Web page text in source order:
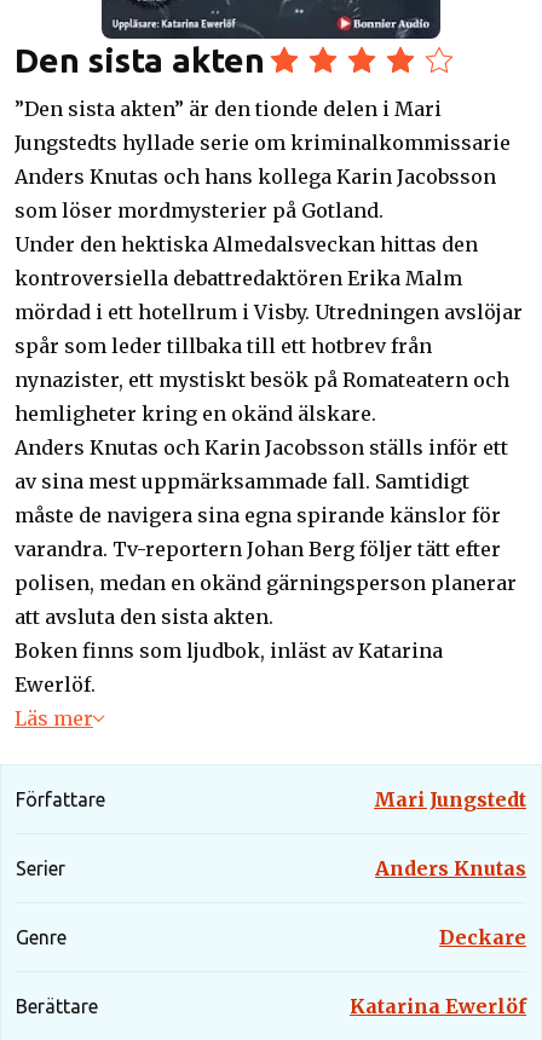
Den sista akten
”Den sista akten” är den tionde delen i Mari
Jungstedts hyllade serie om kriminalkommissarie
Anders Knutas och hans kollega Karin Jacobsson
som löser mordmysterier på Gotland.
Under den hektiska Almedalsveckan hittas den
kontroversiella debattredaktören Erika Malm
mördad i ett hotellrum i Visby. Utredningen avslöjar
spår som leder tillbaka till ett hotbrev från
nynazister, ett mystiskt besök på Romateatern och
hemligheter kring en okänd älskare.
Anders Knutas och Karin Jacobsson ställs inför ett
av sina mest uppmärksammade fall. Samtidigt
måste de navigera sina egna spirande känslor för
varandra. Tv-reportern Johan Berg följer tätt efter
polisen, medan en okänd gärningsperson planerar
att avsluta den sista akten.
Boken finns som ljudbok, inläst av Katarina
Ewerlöf.
Läs mer
Författare Mari Jungstedt
Serier Anders Knutas
Genre Deckare
Berättare Katarina Ewerlöf